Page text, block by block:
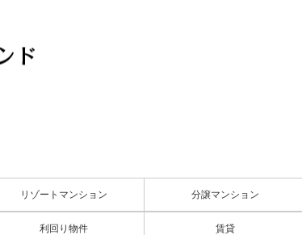
リゾートマンション 分譲マンション
利回り物件 賃貸